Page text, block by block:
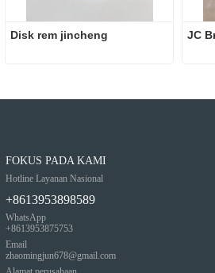
Disk rem jincheng JC
FOKUS PADA KAMI
Hotline Layanan Nasional
+8613953898589
WhatsApp
+8613953875753
Email
zhaomingjun678@gmail.com